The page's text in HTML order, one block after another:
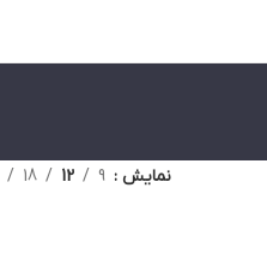
نمایش 9
12
18